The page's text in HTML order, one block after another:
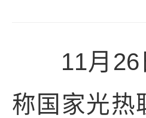
11月26日
称国家光热